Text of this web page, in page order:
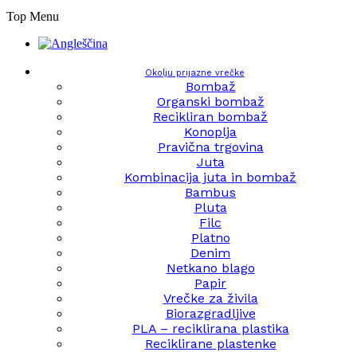
Top Menu
Okolju prijazne vrečke
Bombaž
Organski bombaž
Recikliran bombaž
Konoplja
Pravična trgovina
Juta
Kombinacija juta in bombaž
Bambus
Pluta
Filc
Platno
Denim
Netkano blago
Papir
Vrečke za živila
Biorazgradljive
PLA – reciklirana plastika
Reciklirane plastenke